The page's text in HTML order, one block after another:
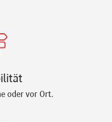
oder vor Ort.